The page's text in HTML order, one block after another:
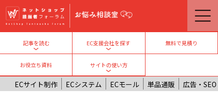
メインコンテンツに移動
記事を読む
Toggle submenu
EC支援会社を探す
Toggle submenu
無料で見積り
お役立ち資料
サイトの使い方
Toggle submenu
ECサイト制作 ECシステム ECモール 単品通販 広告・SEO